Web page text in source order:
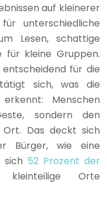
auf kleinerer
unterschiedliche
Lesen, schattige
für kleine Gruppen.
für die
sich, was die
Menschen
sondern den
Ort. Das deckt sich
Bürger, wie eine
sich 52 Prozent der
Orte